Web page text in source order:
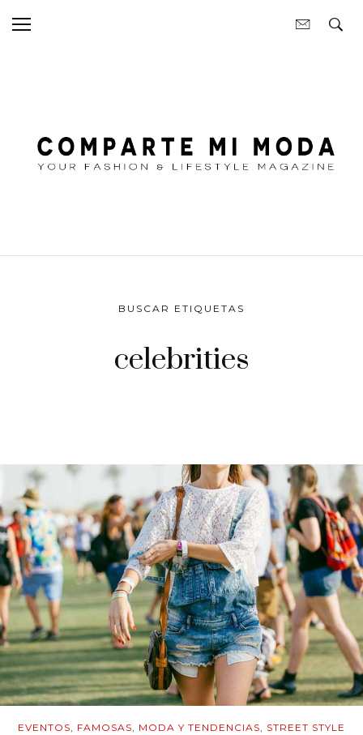
BUSCAR ETIQUETAS
celebrities
EVENTOS, FAMOSAS, MODA Y TENDENCIAS, STREET STYLE